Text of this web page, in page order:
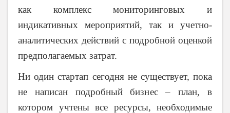
как комплекс мониторинговых и
индикативных мероприятий, так и учетно-
аналитических действий с подробной оценкой
предполагаемых затрат.
Ни один стартап сегодня не существует, пока
не написан подробный бизнес – план, в
котором учтены все ресурсы, необходимые